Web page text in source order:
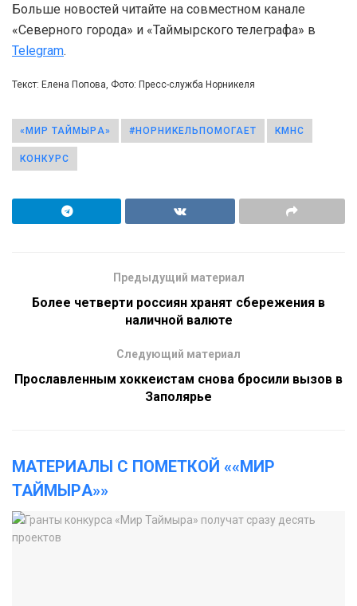
Больше новостей читайте на совместном канале
«Северного города» и «Таймырского телеграфа» в
Telegram.
Текст: Елена Попова, Фото: Пресс-служба Норникеля
«МИР ТАЙМЫР​А​» #НОРНИКЕЛЬПОМОГАЕТ КМНС
КОНКУРС
Предыдущий материал
Более четверти россиян хранят сбережения в
наличной валюте
Следующий материал
Прославленным хоккеистам снова бросили вызов в
Заполярье
МАТЕРИАЛЫ С ПОМЕТКОЙ ««МИР
ТАЙМЫР​А​»»